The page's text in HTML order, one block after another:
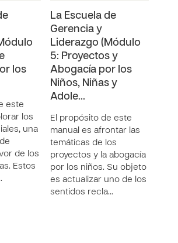
los
este
los
una
de los
Estos
La Escuela de
Gerencia y
Liderazgo (Módulo
5: Proyectos y
Abogacía por los
Niños, Niñas y
Adole…
El propósito de este
manual es afrontar las
temáticas de los
proyectos y la abogacía
por los niños. Su objeto
es actualizar uno de los
sentidos recla…